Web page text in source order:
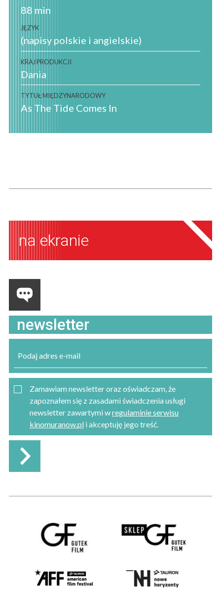
88 min
JĘZYK
(napisy polskie i angielskie)
KRAJ PRODUKCJI
Dania
TYTUŁ MIĘDZYNARODOWY
As The Tide Comes In
na ekranie
newsletter
Zamawiam newsletter oraz oświadczam, że
zapoznałem się z zasadami świadczenia usługi
newsletter zawartymi wregulaminie serwisu
kinomuranow.pl i akceptuję jego treść.